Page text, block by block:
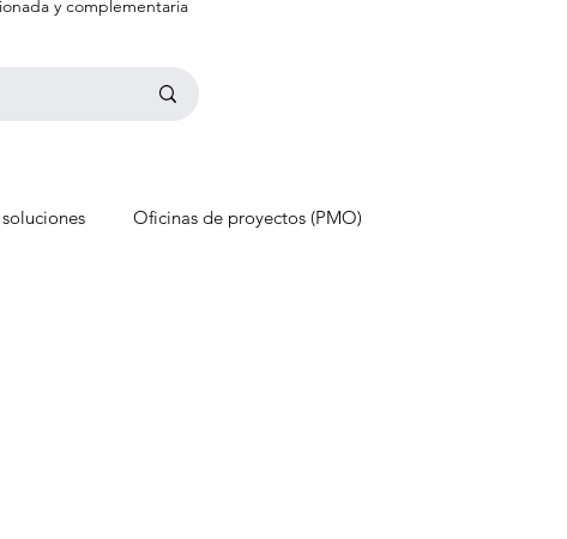
y complementaria
Oficinas de proyectos (PMO)